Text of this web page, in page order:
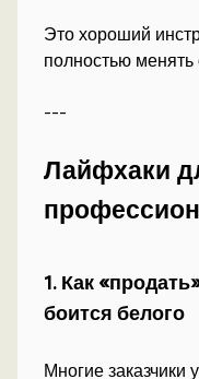
Это хороший
полностью менять
---
Лайфхаки
1. Как
боится белого
Многие заказчики